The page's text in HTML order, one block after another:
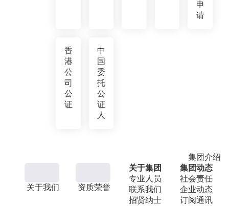
申
请
香
港
公
司
公
证
中
国
委
托
公
证
人
集团介绍
关于我们 资质荣誉
关于集团
专业人员
联系我们
招贤纳士
集团动态
社会责任
企业动态
订阅通讯